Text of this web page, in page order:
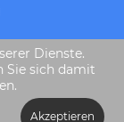
Dienste.
Sie sich damit
Akzeptieren